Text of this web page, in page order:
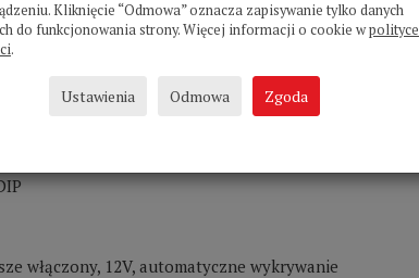
do 12AWG (2,5mm
(wyjście)
włączony, 12V, automatyczne wykrywanie
Kliknięcie “Odmowa” oznacza zapisywanie tylko danych
do funkcjonowania strony. Więcej informacji o cookie wpolityce
.
Ustawienia Odmowa Zgoda